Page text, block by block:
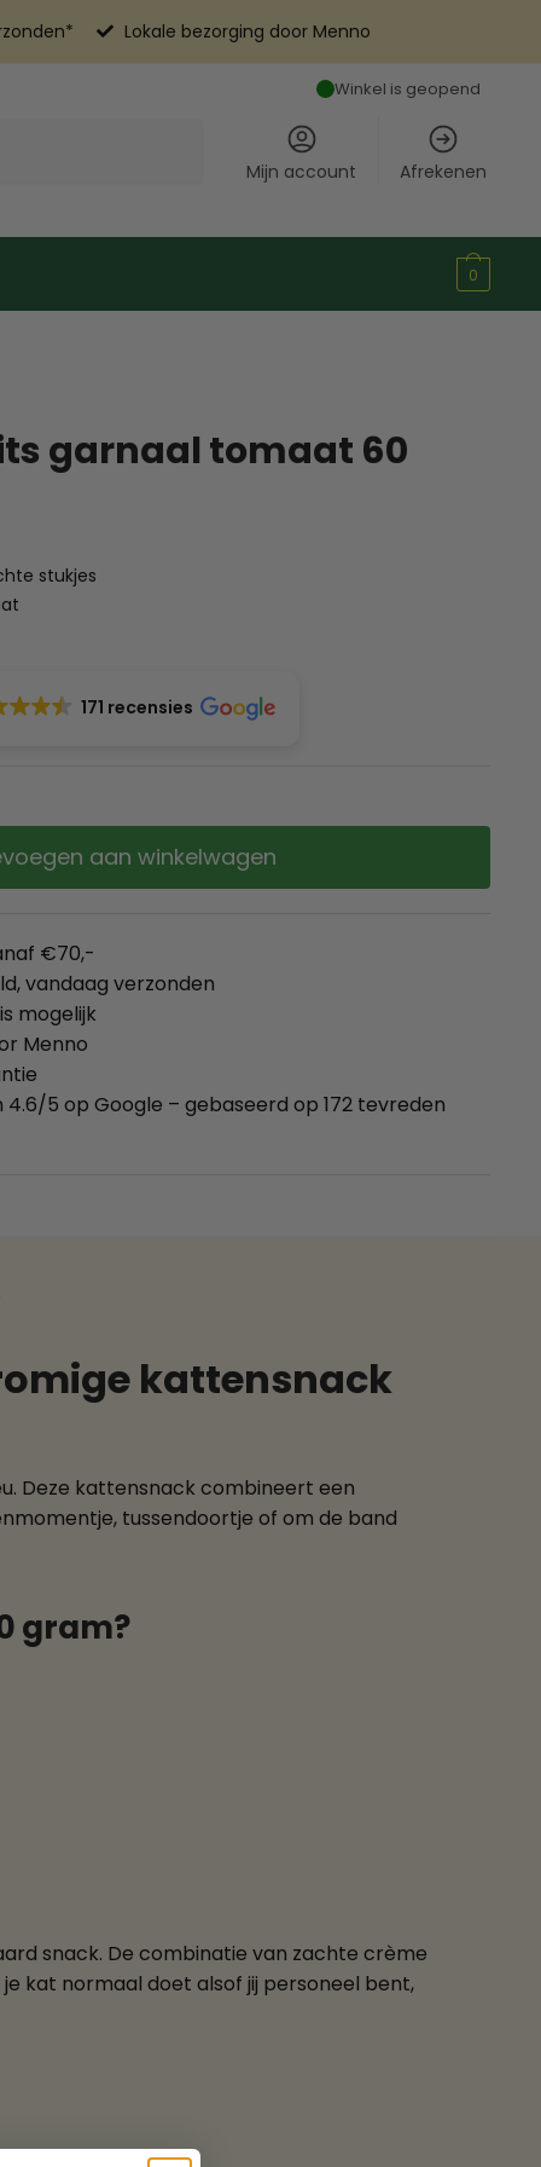
Lokale bezorging door Menno
Winkel is geopend
Mijn account Afrekenen
0
garnaal tomaat 60
stukjes
171 recensies
aan winkelwagen
€70,-
vandaag verzonden
mogelijk
Menno
5 op Google – gebaseerd op 172 tevreden
kattensnack
Deze kattensnack combineert een
tussendoortje of om de band
gram?
snack. De combinatie van zachte crème
kat normaal doet alsof jij personeel bent,